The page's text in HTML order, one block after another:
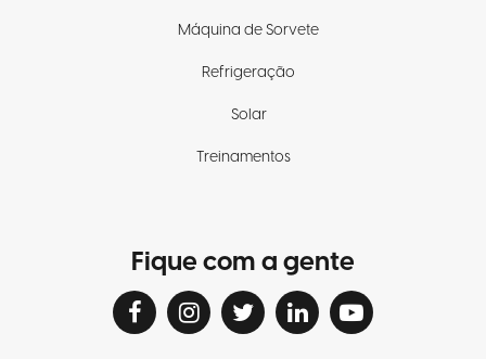
Máquina de Sorvete
Refrigeração
Solar
Treinamentos
Fique com a gente